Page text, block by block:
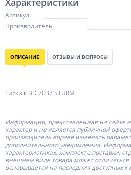
Артикул
Производитель
ОПИСАНИЕ ОТЗЫВЫ И ВОПРОСЫ
Тиски к BD 7037 STURM
Информация, представленная на
характер и не является публичной
производитель вправе изменять
дополнительного уведомления.
характеристиках, комплекте поставки,
внешнем виде товара может отличаться
основывается на последних доступных